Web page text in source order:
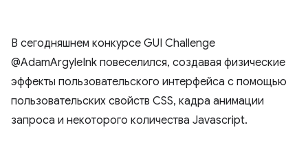
В сегодняшнем конкурсе GUI Challenge
@AdamArgyleInk повеселился, создавая физические
эффекты пользовательского интерфейса с помощью
пользовательских свойств CSS, кадра анимации
запроса и некоторого количества Javascript.